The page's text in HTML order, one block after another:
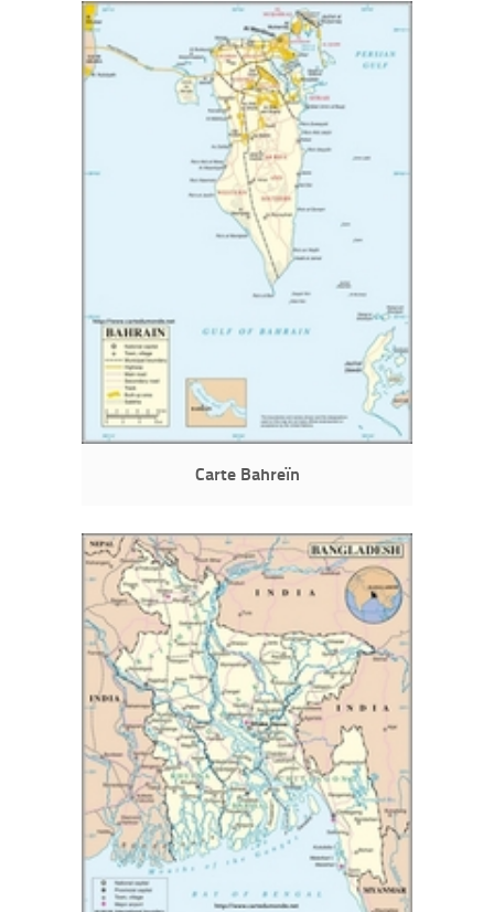
Carte Bahreïn